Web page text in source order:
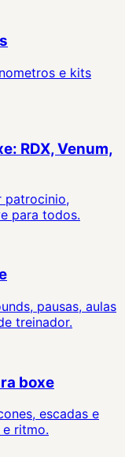
e kits
RDX, Venum,
patrocinio,
para todos.
pausas, aulas
treinador.
boxe
escadas e
ritmo.